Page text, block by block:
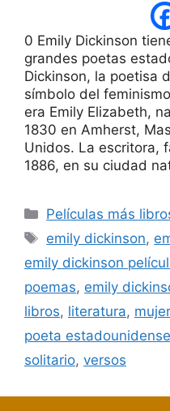
0 Emily Dickinson
grandes poetas
Dickinson, la poetisa
símbolo del
era Emily Elizabeth,
1830 en Amherst,
Unidos. La escritora,
1886, en su ciudad
Categorías
Películas más
Etiquetas
emily dickinson,
emily dickinson
poemas, emily
libros, literatura,
poeta estadounidense
solitario, versos